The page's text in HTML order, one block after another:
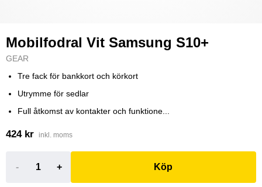
Mobilfodral Vit Samsung S10+
GEAR
Tre fack för bankkort och körkort
Utrymme för sedlar
Full åtkomst av kontakter och funktione...
424 kr inkl. moms
- + Köp